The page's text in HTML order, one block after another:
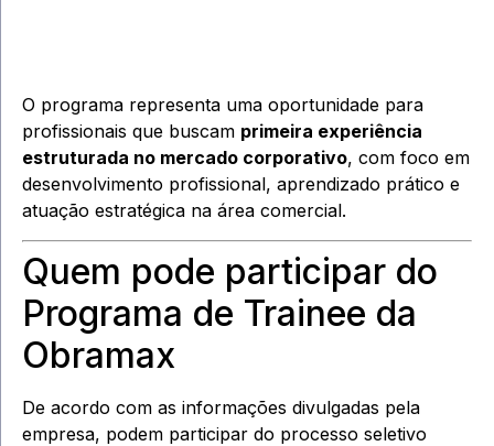
O programa representa uma oportunidade para
profissionais que buscam primeira experiência
estruturada no mercado corporativo, com foco em
desenvolvimento profissional, aprendizado prático e
atuação estratégica na área comercial.
Quem pode participar do
Programa de Trainee da
Obramax
De acordo com as informações divulgadas pela
empresa, podem participar do processo seletivo